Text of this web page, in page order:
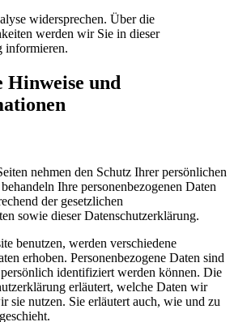
widersprechen. Über die
werden wir Sie in dieser
informieren.
Hinweise und
nehmen den Schutz Ihrer persönlichen
Ihre personenbezogenen Daten
der gesetzlichen
sowie dieser Datenschutzerklärung.
benutzen, werden verschiedene
erhoben. Personenbezogene Daten sind
identifiziert werden können. Die
erläutert, welche Daten wir
sie nutzen. Sie erläutert auch, wie und zu